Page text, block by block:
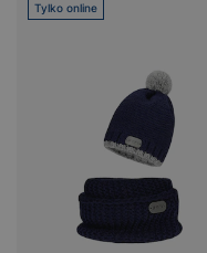
Tylko online